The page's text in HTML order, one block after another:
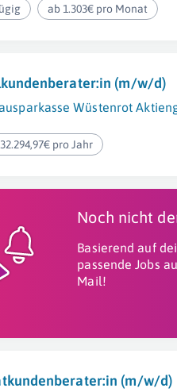
ab 1.303€ pro Monat
(m/w/d)
Wüstenrot
pro Jahr
Noch nicht
Basierend auf
passende Jobs
Mail!
(m/w/d)